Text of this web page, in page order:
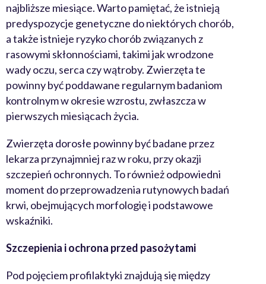
najbliższe miesiące. Warto pamiętać, że istnieją
predyspozycje genetyczne do niektórych chorób,
a także istnieje ryzyko chorób związanych z
rasowymi skłonnościami, takimi jak wrodzone
wady oczu, serca czy wątroby. Zwierzęta te
powinny być poddawane regularnym badaniom
kontrolnym w okresie wzrostu, zwłaszcza w
pierwszych miesiącach życia.
Zwierzęta dorosłe powinny być badane przez
lekarza przynajmniej raz w roku, przy okazji
szczepień ochronnych. To również odpowiedni
moment do przeprowadzenia rutynowych badań
krwi, obejmujących morfologię i podstawowe
wskaźniki.
Szczepienia i ochrona przed pasożytami
Pod pojęciem profilaktyki znajdują się między